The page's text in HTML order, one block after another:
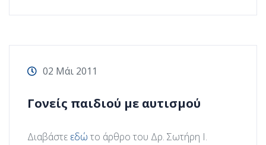
Γονείς παιδιού με αυτισμού
02 Μάι 2011
Διαβάστε εδώ το άρθρο του Δρ. Σωτήρη Ι.